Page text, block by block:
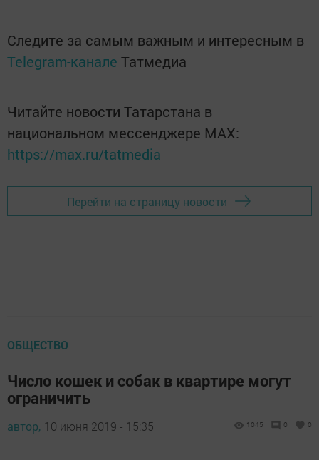
Следите за самым важным и интересным в
Telegram-канале Татмедиа
Читайте новости Татарстана в
национальном мессенджере MАХ:
https://max.ru/tatmedia
Перейти на страницу новости
ОБЩЕСТВО
Число кошек и собак в квартире могут
ограничить
автор, 10 июня 2019 - 15:35 1045 0 0